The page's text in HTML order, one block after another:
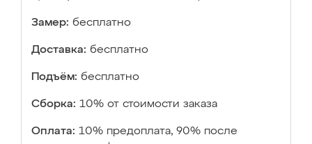
Замер: бесплатно
Доставка: бесплатно
Подъём: бесплатно
Сборка: 10% от стоимости заказа
Оплата: 10% предоплата, 90% после